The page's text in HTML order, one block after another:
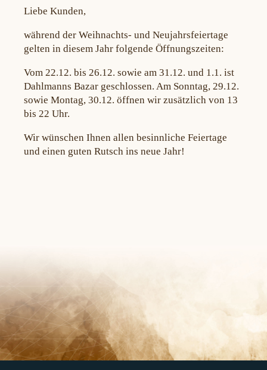
Liebe Kunden,
während der Weihnachts- und Neujahrsfeiertage
gelten in diesem Jahr folgende Öffnungszeiten:
Vom 22.12. bis 26.12. sowie am 31.12. und 1.1. ist
Dahlmanns Bazar geschlossen. Am Sonntag, 29.12.
sowie Montag, 30.12. öffnen wir zusätzlich von 13
bis 22 Uhr.
Wir wünschen Ihnen allen besinnliche Feiertage
und einen guten Rutsch ins neue Jahr!